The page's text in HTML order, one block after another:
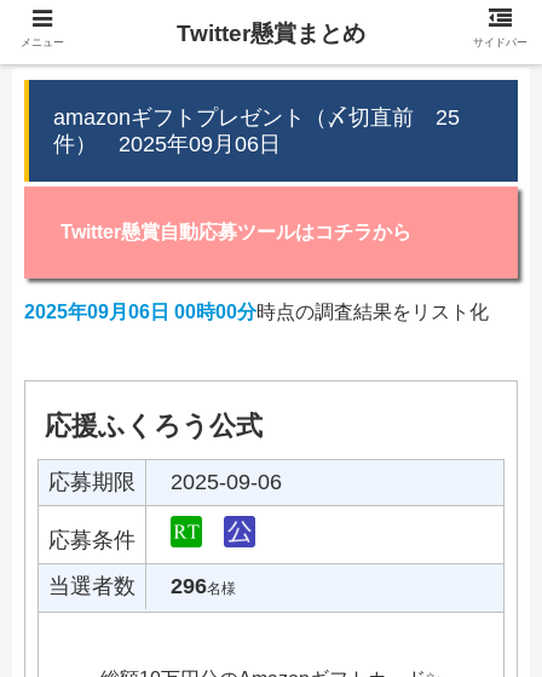
amazonギフトプレゼント（〆切直前 25
件） 2025年09月06日
Twitter懸賞自動応募ツールはコチラから
2025年09月06日 00時00分時点の調査結果をリスト化
応援ふくろう公式
応募期限 2025-09-06
応募条件
当選者数
296名様
メニュー Twitter懸賞まとめ サイドバー